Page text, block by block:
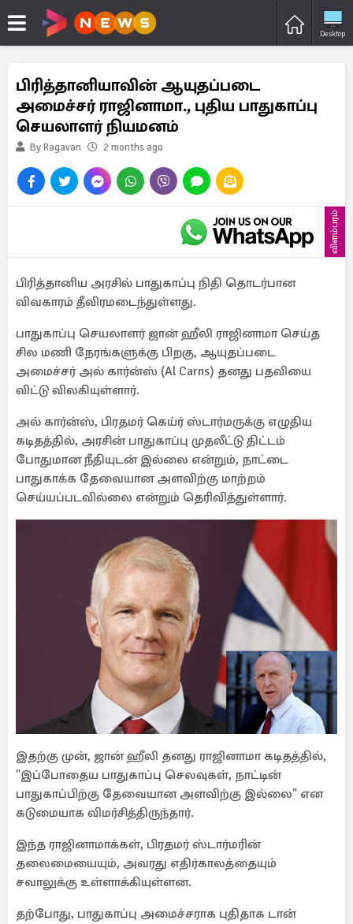
Desktop
பிரித்தானியாவின் ஆயுதப்படை
அமைச்சர் ராஜினாமா., புதிய பாதுகாப்பு
செயலாளர் நியமனம்
By Ragavan 2 months ago
விளம்பரம்
பிரித்தானிய அரசில் பாதுகாப்பு நிதி தொடர்பான
விவகாரம் தீவிரமடைந்துள்ளது.
பாதுகாப்பு செயலாளர் ஜான் ஹீலி ராஜினாமா செய்த
சில மணி நேரங்களுக்கு பிறகு, ஆயுதப்படை
அமைச்சர் அல் கார்ன்ஸ் (Al Carns) தனது பதவியை
விட்டு விலகியுள்ளார்.
அல் கார்ன்ஸ், பிரதமர் கெய்ர் ஸ்டார்மருக்கு எழுதிய
கடிதத்தில், அரசின் பாதுகாப்பு முதலீட்டு திட்டம்
போதுமான நீதியுடன் இல்லை என்றும், நாட்டை
பாதுகாக்க தேவையான அளவிற்கு மாற்றம்
செய்யப்படவில்லை என்றும் தெரிவித்துள்ளார்.
இதற்கு முன், ஜான் ஹீலி தனது ராஜினாமா கடிதத்தில்,
"இப்போதைய பாதுகாப்பு செலவுகள், நாட்டின்
பாதுகாப்பிற்கு தேவையான அளவிற்கு இல்லை" என
கடுமையாக விமர்சித்திருந்தார்.
இந்த ராஜினாமாக்கள், பிரதமர் ஸ்டார்மரின்
தலைமையையும், அவரது எதிர்காலத்தையும்
சவாலுக்கு உள்ளாக்கியுள்ளன.
தற்போது, பாதுகாப்பு அமைச்சராக புதிதாக டான்